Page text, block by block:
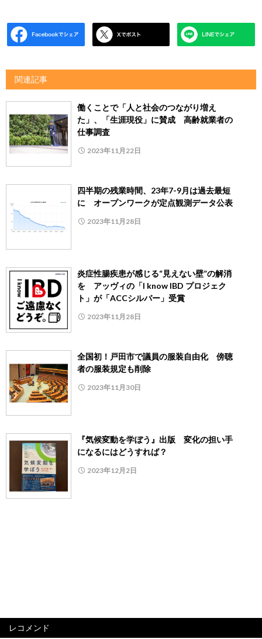
関連記事
働くことで「人と社会のつながり増え
た」、「生涯現役」に賛成 高齢就業者の
仕事調査
2023年11月22日
四半期の残業時間、23年7-9月は過去最短
に オープンワークが定点観測データ公表
2023年11月28日
炎症性腸疾患が感じる“見えない壁”の解消
を アッヴィの「I know IBD プロジェク
ト」が「ACCシルバー」受賞
2023年11月28日
全国初！戸田市で議員の服装自由化 傍聴
者の服装規定も削除
2023年11月30日
『気候変動を学ぼう』出版 変化の担い手
になるにはどうすれば？
2023年12月2日
レコメンド